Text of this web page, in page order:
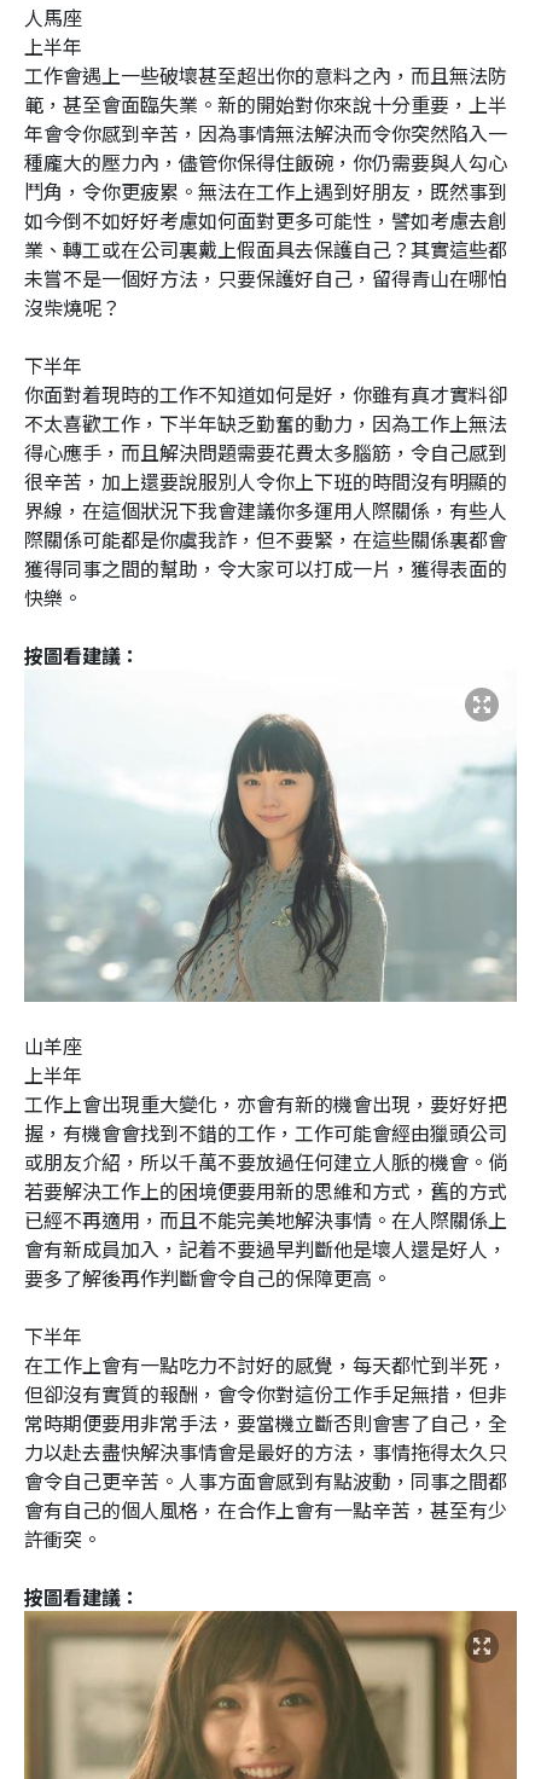
人馬座
上半年
工作會遇上一些破壞甚至超出你的意料之內，而且無法防
範，甚至會面臨失業。新的開始對你來說十分重要，上半
年會令你感到辛苦，因為事情無法解決而令你突然陷入一
種龐大的壓力內，儘管你保得住飯碗，你仍需要與人勾心
鬥角，令你更疲累。無法在工作上遇到好朋友，既然事到
如今倒不如好好考慮如何面對更多可能性，譬如考慮去創
業、轉工或在公司裏戴上假面具去保護自己？其實這些都
未嘗不是一個好方法，只要保護好自己，留得青山在哪怕
沒柴燒呢？
下半年
你面對着現時的工作不知道如何是好，你雖有真才實料卻
不太喜歡工作，下半年缺乏勤奮的動力，因為工作上無法
得心應手，而且解決問題需要花費太多腦筋，令自己感到
很辛苦，加上還要說服別人令你上下班的時間沒有明顯的
界線，在這個狀況下我會建議你多運用人際關係，有些人
際關係可能都是你虞我詐，但不要緊，在這些關係裏都會
獲得同事之間的幫助，令大家可以打成一片，獲得表面的
快樂。
按圖看建議：
山羊座
上半年
工作上會出現重大變化，亦會有新的機會出現，要好好把
握，有機會會找到不錯的工作，工作可能會經由獵頭公司
或朋友介紹，所以千萬不要放過任何建立人脈的機會。倘
若要解決工作上的困境便要用新的思維和方式，舊的方式
已經不再適用，而且不能完美地解決事情。在人際關係上
會有新成員加入，記着不要過早判斷他是壞人還是好人，
要多了解後再作判斷會令自己的保障更高。
下半年
在工作上會有一點吃力不討好的感覺，每天都忙到半死，
但卻沒有實質的報酬，會令你對這份工作手足無措，但非
常時期便要用非常手法，要當機立斷否則會害了自己，全
力以赴去盡快解決事情會是最好的方法，事情拖得太久只
會令自己更辛苦。人事方面會感到有點波動，同事之間都
會有自己的個人風格，在合作上會有一點辛苦，甚至有少
許衝突。
按圖看建議：